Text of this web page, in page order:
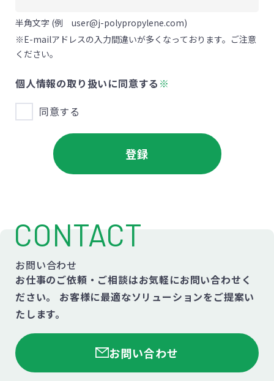
半角文字 (例 user@j-polypropylene.com)
※E-mailアドレスの入力間違いが多くなっております。ご注意
ください。
個人情報の取り扱いに同意する ※
同意する
CONTACT
お問い合わせ
お仕事のご依頼・ご相談はお気軽にお問い合わせく
ださい。
お客様に最適なソリューションをご提案い
たします。
お問い合わせ